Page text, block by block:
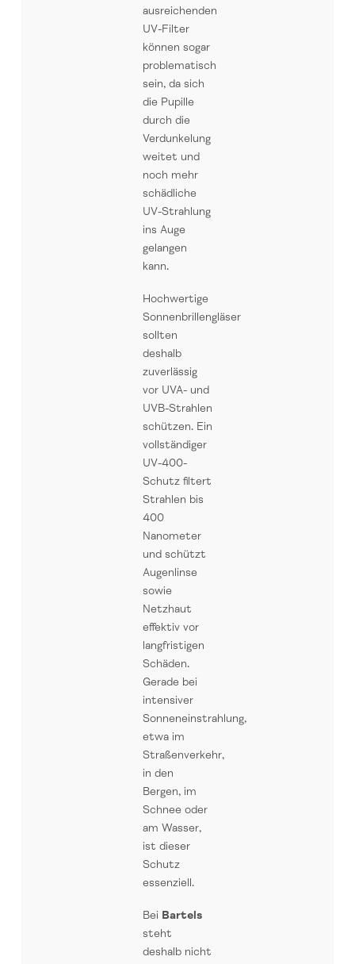
ausreichenden
UV-Filter
können sogar
problematisch
sein, da sich
die Pupille
durch die
Verdunkelung
weitet und
noch mehr
schädliche
UV-Strahlung
ins Auge
gelangen
kann.
Hochwertige
Sonnenbrillengläser
sollten
deshalb
zuverlässig
vor UVA- und
UVB-Strahlen
schützen. Ein
vollständiger
UV-400-
Schutz filtert
Strahlen bis
400
Nanometer
und schützt
Augenlinse
sowie
Netzhaut
effektiv vor
langfristigen
Schäden.
Gerade bei
intensiver
Sonneneinstrahlung,
etwa im
Straßenverkehr,
in den
Bergen, im
Schnee oder
am Wasser,
ist dieser
Schutz
essenziell.
Bei Bartels
steht
deshalb nicht